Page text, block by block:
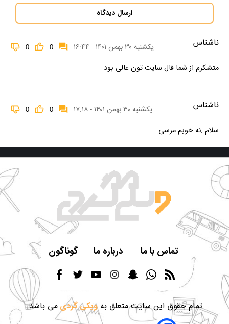
ارسال دیدگاه
ناشناس یکشنبه ۳۰ بهمن ۱۴۰۱ - ۱۶:۴۴ 0
0
متشکرم از شما فال سایت تون عالی بود
ناشناس یکشنبه ۳۰ بهمن ۱۴۰۱ - ۱۷:۱۸ 0
0
سلام .نه خوبم مرسی
تماس با ما درباره ما گوناگون
تمام حقوق این سایت متعلق بهویکی گردیمی باشد.